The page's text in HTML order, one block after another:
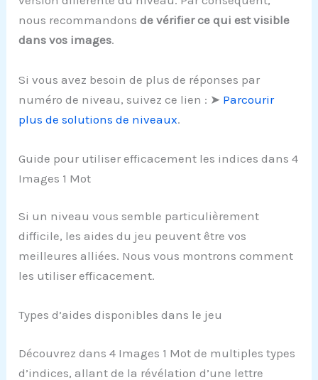
nous recommandonsde vérifier ce qui est visible
dans vos images.
Si vous avez besoin de plus de réponses par
numéro de niveau, suivez ce lien : ➤ Parcourir
plus de solutions de niveaux.
Guide pour utiliser efficacement les indices dans 4
Images 1 Mot
Si un niveau vous semble particulièrement
difficile, les aides du jeu peuvent être vos
meilleures alliées. Nous vous montrons comment
les utiliser efficacement.
Types d’aides disponibles dans le jeu
Découvrez dans 4 Images 1 Mot de multiples types
d’indices, allant de la révélation d’une lettre